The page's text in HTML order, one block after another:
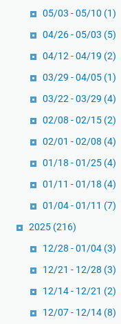
a
t
o
Y
o
g
k
a
d
a
a
m
a
n
K
b
a
h
g
i
a
a
n
e
l
l
u
05/03 - 05/10 (1)
04/26 - 05/03 (5)
04/12 - 04/19 (2)
03/29 - 04/05 (1)
03/22 - 03/29 (4)
02/08 - 02/15 (2)
02/01 - 02/08 (4)
01/18 - 01/25 (4)
01/11 - 01/18 (4)
01/04 - 01/11 (7)
2025 (216)
12/28 - 01/04 (3)
12/21 - 12/28 (3)
12/14 - 12/21 (2)
12/07 - 12/14 (8)